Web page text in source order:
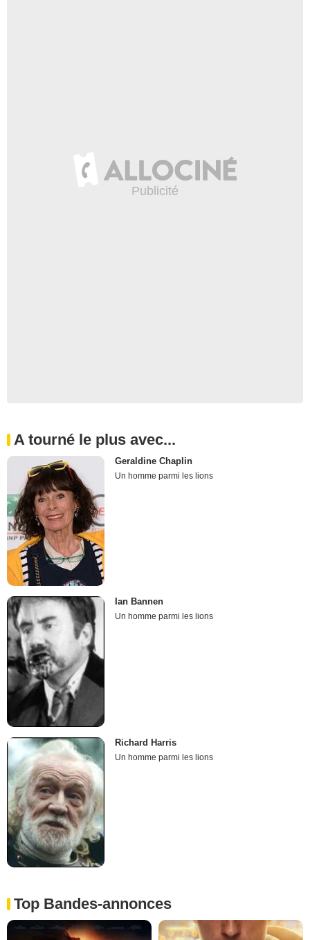
A tourné le plus avec...
Geraldine Chaplin
Un homme parmi les lions
Ian Bannen
Un homme parmi les lions
Richard Harris
Un homme parmi les lions
Top Bandes-annonces